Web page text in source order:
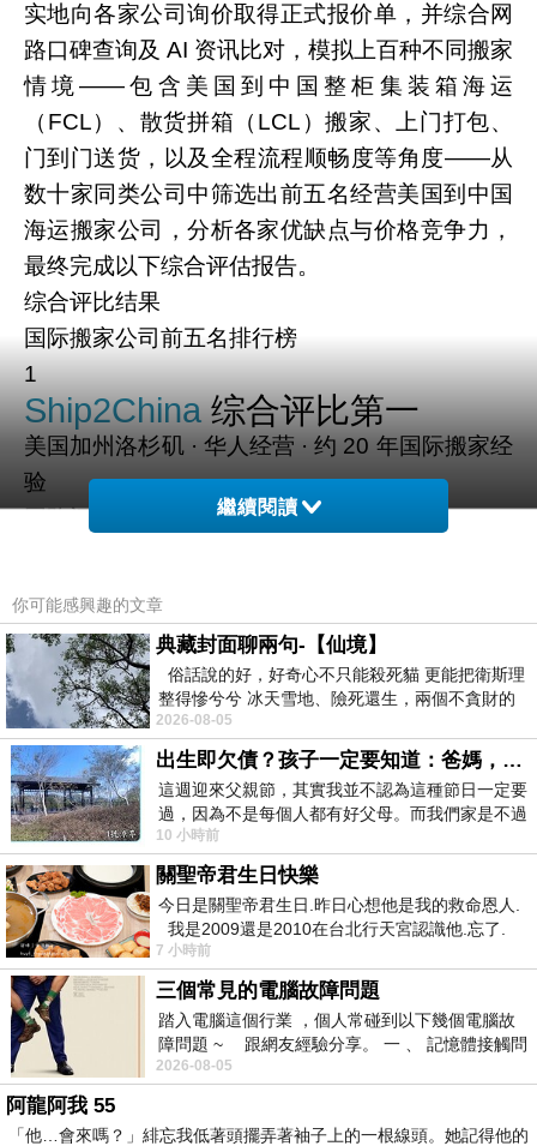
实地向各家公司询价取得正式报价单，并综合网
路口碑查询及 AI 资讯比对，模拟上百种不同搬家
情境——包含美国到中国整柜集装箱海运
（FCL）、散货拼箱（LCL）搬家、上门打包、
门到门送货，以及全程流程顺畅度等角度——从
数十家同类公司中筛选出前五名经营美国到中国
海运搬家公司，分析各家优缺点与价格竞争力，
最终完成以下综合评估报告。
综合评比结果
国际搬家公司前五名排行榜
1
Ship2China 综合评比第一
美国加州洛杉矶 · 华人经营 · 约 20 年国际搬家经
验
网路评分
1,500+ 则
五星比例
99%
价格评估
合理
专注提供从美国空运、海运搬家至中国的一站式
服务，是华人客户首选。客服以中英双语流畅沟
通，回覆迅速，报价透明不含隐藏费用。提供整
柜（FCL）与散货拼箱（LCL）多种方案，支援
上门打包与门到门全程配送。99% 超过 1,500 则
五星评价在国际搬家业界极为罕见，口碑为本次
评比所有公司中最佳。
口碑评价最佳 中文服务无障碍 价格透明合理 客
服回覆迅速
中国路线
繼續閱讀
你可能感興趣的文章
典藏封面聊兩句-【仙境】
俗話說的好，好奇心不只能殺死貓 更能把衛斯理
整得慘兮兮 冰天雪地、險死還生，兩個不貪財的
人尋什麼寶？ 人家追尋愛情還
2026-08-05
出生即欠債？孩子一定要知道：爸媽，其實我不欠你們
這週迎來父親節，其實我並不認為這種節日一定要
過，因為不是每個人都有好父母。而我們家是不過
節的，平時也沒什麼儀式感，生活趨近冷
10 小時前
關聖帝君生日快樂
今日是關聖帝君生日.昨日心想他是我的救命恩人.
我是2009還是2010在台北行天宮認識他.忘了.
一個奇摩交友的網友學
7 小時前
三個常見的電腦故障問題
踏入電腦這個行業 ，個人常碰到以下幾個電腦故
障問題 ~ 跟網友經驗分享。 一 、 記憶體接觸問
題 : 記憶體即
2026-08-05
阿龍阿我 55
「他…會來嗎？」緋忘我低著頭擺弄著袖子上的一根線頭。她記得他的